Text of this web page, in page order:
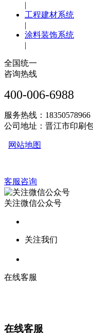
|
工程建材系统
|
涂料装饰系统
|
全国统一
咨询热线
400-006-6988
服务热线：
公司地址：晋江市印刷
网站地图
客服咨询
关注微信公众号
关注我们
在线客服
在线客服